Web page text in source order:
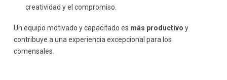
creatividad y el compromiso.
Un equipo motivado y capacitado es más productivo y
contribuye a una experiencia excepcional para los
comensales.